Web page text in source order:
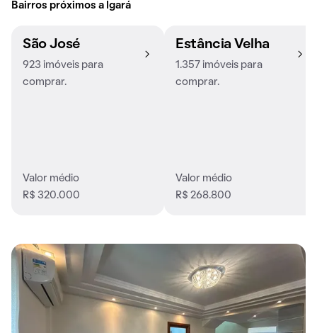
Bairros próximos a Igará
São José
923 imóveis para
comprar.
Valor médio
R$ 320.000
Estância Velha
1.357 imóveis para
comprar.
Valor médio
R$ 268.800